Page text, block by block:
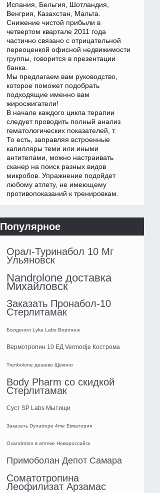
Испания, Бельгия, Шотландия,
Венгрия, Казахстан, Мальта.
Снижение чистой прибыли в
четвертом квартале 2011 года
частично связано с отрицательной
переоценкой офисной недвижимости
группы, говорится в презентации
банка.
Мы предлагаем вам руководство,
которое поможет подобрать
подходящие именно вам
жиросжигатели!
В начале каждого цикла терапии
следует проводить полный анализ
гематологических показателей, т.
То есть, заправляя встроенные
капилляры теми или иными
антителами, можно настраивать
сканер на поиск разных видов
микробов. Упражнение подойдет
любому атлету, не имеющему
противопоказаний к тренировкам.
Популярное
Орал-Туринабол 10 Мг
Ульяновск
Nandrolone доставка
Михайловск
Заказать Пронабол-10
Стерлитамак
Болденол Lyka Labs Воронеж
Вермотропин 10 ЕД Vermodje Кострома
Trenbolone дешево Щекино
Body Pharm со скидкой
Стерлитамак
Суст SP Labs Мытищи
Заказать Dynatrope 4me Евпатория
Oxandrolon в аптеке Новороссийск
Примоболан Депот Самара
Соматотропина
Леофилизат Арзамас